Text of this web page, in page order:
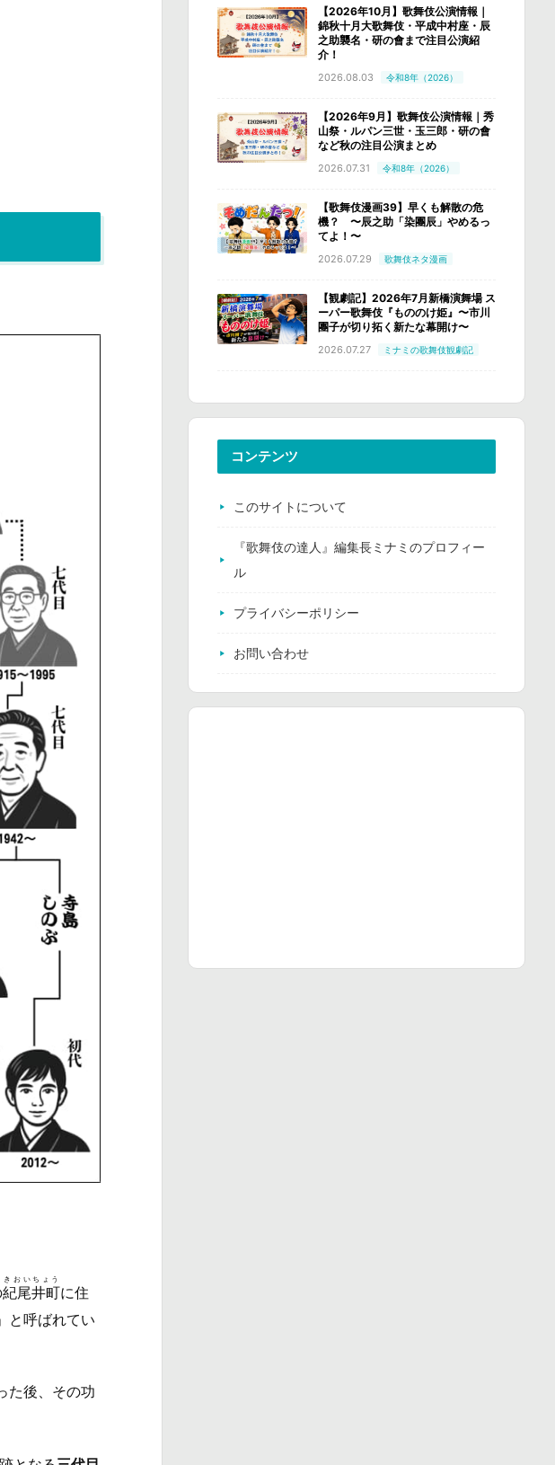
紀尾井町
きおいちょう
に住
と呼ばれてい
た後、その功
【2026年10月】歌舞伎公演情報｜
錦秋十月大歌舞伎・平成中村座・辰
之助襲名・研の會まで注目公演紹
介！
2026.08.03 令和8年（2026）
【2026年9月】歌舞伎公演情報｜秀
山祭・ルパン三世・玉三郎・研の會
など秋の注目公演まとめ
2026.07.31 令和8年（2026）
【歌舞伎漫画39】早くも解散の危
機？ 〜辰之助「染團辰」やめるっ
てよ！〜
2026.07.29 歌舞伎ネタ漫画
【観劇記】2026年7月新橋演舞場 ス
ーパー歌舞伎『もののけ姫』〜市川
團子が切り拓く新たな幕開け〜
2026.07.27 ミナミの歌舞伎観劇記
コンテンツ
このサイトについて
『歌舞伎の達人』編集長ミナミのプロフィー
ル
プライバシーポリシー
お問い合わせ